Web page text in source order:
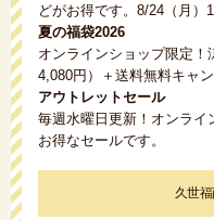
どがお得です。8/24（月）
夏の福袋2026
オンラインショップ限定
4,080円）＋送料無料キャン
アウトレットセール
毎週水曜日更新！オンライ
お得なセールです。
久世